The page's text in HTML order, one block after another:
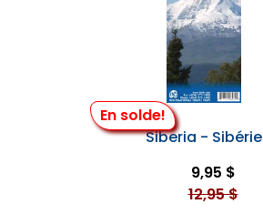
En solde!
Siberia - Sibérie
9,95 $
12,95 $